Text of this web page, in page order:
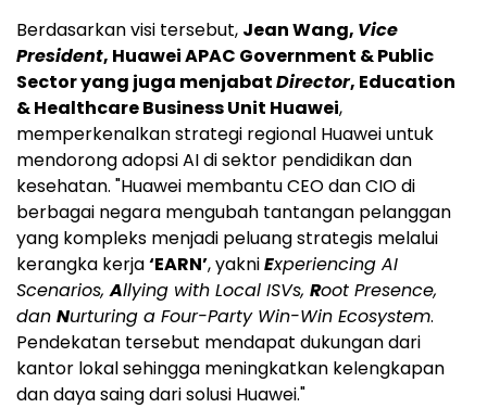
Berdasarkan visi tersebut, Jean Wang, Vice
President, Huawei APAC Government & Public
Sector yang juga menjabatDirector, Education
& Healthcare Business Unit Huawei,
memperkenalkan strategi regional Huawei untuk
mendorong adopsi AI di sektor pendidikan dan
kesehatan. "Huawei membantu CEO dan CIO di
berbagai negara mengubah tantangan pelanggan
yang kompleks menjadi peluang strategis melalui
kerangka kerja‘EARN’, yakniExperiencing AI
Scenarios,Allying with Local ISVs, Root Presence,
dan Nurturing a Four-Party Win-Win Ecosystem.
Pendekatan tersebut mendapat dukungan dari
kantor lokal sehingga meningkatkan kelengkapan
dan daya saing dari solusi Huawei."